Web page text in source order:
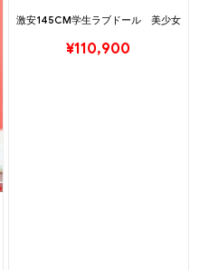
激安145CM学生ラブドール 美少女
¥110,900